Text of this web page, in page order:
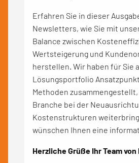
Erfahren Sie in dieser
Newsletters, wie Sie mit
Balance zwischen
Wertsteigerung und
herstellen. Wir haben für Sie
Lösungsportfolio
Methoden
Branche bei der
Kostenstrukturen
wünschen Ihnen eine
Herzliche Grüße Ihr Team von